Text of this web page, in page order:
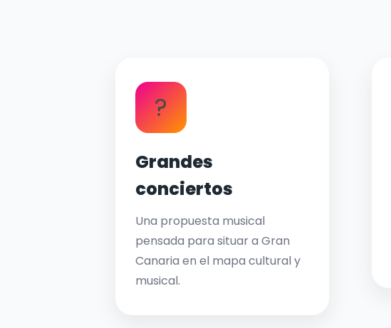
?
Grandes
conciertos
Una propuesta musical
pensada para situar a Gran
Canaria en el mapa cultural y
musical.